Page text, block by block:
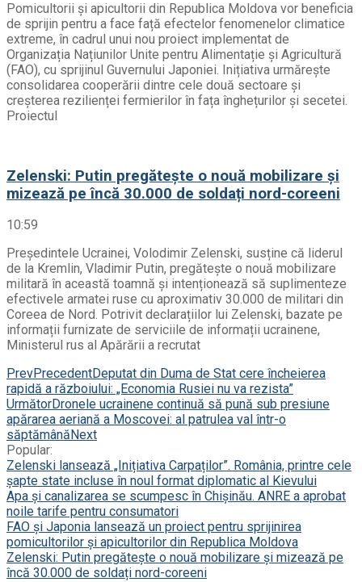
Pomicultorii și apicultorii din Republica Moldova vor beneficia
de sprijin pentru a face față efectelor fenomenelor climatice
extreme, în cadrul unui nou proiect implementat de
Organizația Națiunilor Unite pentru Alimentație și Agricultură
(FAO), cu sprijinul Guvernului Japoniei. Inițiativa urmărește
consolidarea cooperării dintre cele două sectoare și
creșterea rezilienței fermierilor în fața înghețurilor și secetei.
Proiectul
Zelenski: Putin pregătește o nouă mobilizare și
mizează pe încă 30.000 de soldați nord-coreeni
10:59
Președintele Ucrainei, Volodimir Zelenski, susține că liderul
de la Kremlin, Vladimir Putin, pregătește o nouă mobilizare
militară în această toamnă și intenționează să suplimenteze
efectivele armatei ruse cu aproximativ 30.000 de militari din
Coreea de Nord. Potrivit declarațiilor lui Zelenski, bazate pe
informații furnizate de serviciile de informații ucrainene,
Ministerul rus al Apărării a recrutat
PrevPrecedentDeputat din Duma de Stat cere încheierea
rapidă a războiului: „Economia Rusiei nu va rezista”
UrmătorDronele ucrainene continuă să pună sub presiune
apărarea aeriană a Moscovei: al patrulea val într-o
săptămână Next
Popular:
Zelenski lansează „Inițiativa Carpaților”. România, printre cele
șapte state incluse în noul format diplomatic al Kievului
Apa și canalizarea se scumpesc în Chișinău. ANRE a aprobat
noile tarife pentru consumatori
FAO și Japonia lansează un proiect pentru sprijinirea
pomicultorilor și apicultorilor din Republica Moldova
Zelenski: Putin pregătește o nouă mobilizare și mizează pe
încă 30.000 de soldați nord-coreeni